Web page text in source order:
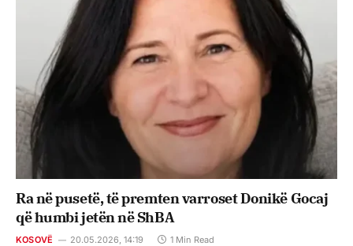
Ra në pusetë, të premten varroset Donikë Gocaj
që humbi jetën në ShBA
KOSOVË 20.05.2026, 14:19 1 Min Read